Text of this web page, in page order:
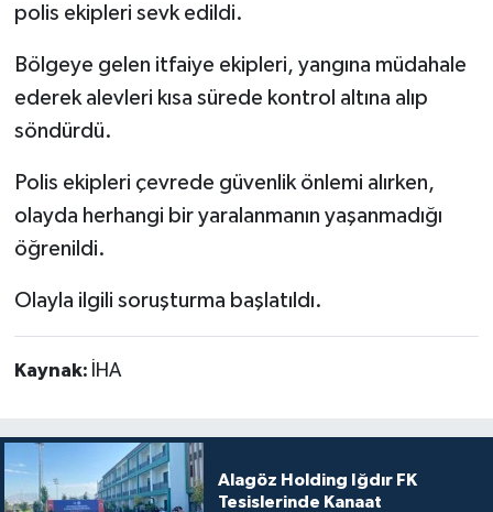
polis ekipleri sevk edildi.
Bölgeye gelen itfaiye ekipleri, yangına müdahale
ederek alevleri kısa sürede kontrol altına alıp
söndürdü.
Polis ekipleri çevrede güvenlik önlemi alırken,
olayda herhangi bir yaralanmanın yaşanmadığı
öğrenildi.
Olayla ilgili soruşturma başlatıldı.
Kaynak: İHA
Alagöz Holding Iğdır FK
Tesislerinde Kanaat